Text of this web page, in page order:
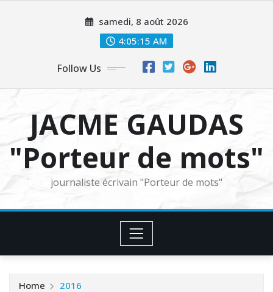
samedi, 8 août 2026
4:05:16 AM
Follow Us
JACME GAUDAS
"Porteur de mots"
journaliste écrivain "Porteur de mots"
Home 2016